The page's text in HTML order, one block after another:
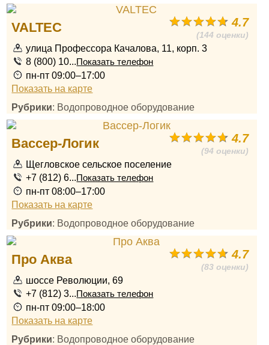
4.7
(144 оценки)
VALTEC
улица Профессора Качалова, 11, корп. 3
8 (800) 10...Показать телефон
пн-пт 09:00–17:00
Показать на карте
Рубрики: Водопроводное оборудование
4.7
(94 оценки)
Вассер-Логик
Щегловское сельское поселение
+7 (812) 6...Показать телефон
пн-пт 08:00–17:00
Показать на карте
Рубрики: Водопроводное оборудование
4.7
(83 оценки)
Про Аква
шоссе Революции, 69
+7 (812) 3...Показать телефон
пн-пт 09:00–18:00
Показать на карте
Рубрики: Водопроводное оборудование